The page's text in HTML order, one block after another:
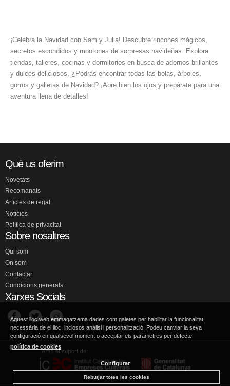
¡Celebra la Navidad con Sam y Julia! Descubre rincones mágicos,
secretos escondidos y montones de sorpresas navideñas. Explora
tiendas, talleres, cocinas y dormitorios en busca de adornos brillantes
y dulces deliciosos. ¿Podrás encontrar todas las bolas, árboles,
gorros y galletas de Navidad? ¡Abre bien los ojos y prepárate para una
aventura llena de detalles!
Què us oferim
Novetats
Recomanats
Articles de regal
Noticies
Política de privacitat
Sobre nosaltres
Qui som
On som
Contactar
Condicions generals
Xarxes Socials
Aquest lloc web emmagatzema dades com galetes per habilitar la funcionalitat
necessària de el lloc, inclosos anàlisi i personalització. Podeu canviar la seva
configuració en qualsevol moment o acceptar els paràmetres per defecte.
política de cookies
Configurar
Rebutjar totes les cookies